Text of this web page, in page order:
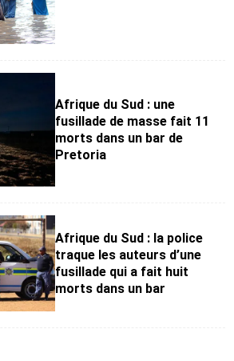
Afrique du Sud : une
fusillade de masse fait 11
morts dans un bar de
Pretoria
Afrique du Sud : la police
traque les auteurs d’une
fusillade qui a fait huit
morts dans un bar